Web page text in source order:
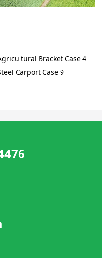
Bracket Case 4
Carport Case 9